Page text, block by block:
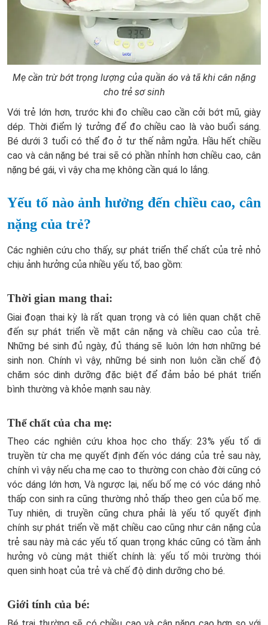
Mẹ cần trừ bớt trọng lượng của quần áo và tã khi cân nặng
cho trẻ sơ sinh
Với trẻ lớn hơn, trước khi đo chiều cao cần cởi bớt mũ, giày
dép. Thời điểm lý tưởng để đo chiều cao là vào buổi sáng.
Bé dưới 3 tuổi có thể đo ở tư thế nằm ngửa. Hầu hết chiều
cao và cân nặng bé trai sẽ có phần nhỉnh hơn chiều cao, cân
nặng bé gái, vì vậy cha mẹ không cần quá lo lắng.
Yếu tố nào ảnh hưởng đến chiều cao, cân
nặng của trẻ?
Các nghiên cứu cho thấy, sự phát triển thể chất của trẻ nhỏ
chịu ảnh hưởng của nhiều yếu tố, bao gồm:
Thời gian mang thai:
Giai đoạn thai kỳ là rất quan trọng và có liên quan chặt chẽ
đến sự phát triển về mặt cân nặng và chiều cao của trẻ.
Những bé sinh đủ ngày, đủ tháng sẽ luôn lớn hơn những bé
sinh non. Chính vì vậy, những bé sinh non luôn cần chế độ
chăm sóc dinh dưỡng đặc biệt để đảm bảo bé phát triển
bình thường và khỏe mạnh sau này.
Thể chất của cha mẹ:
Theo các nghiên cứu khoa học cho thấy: 23% yếu tố di
truyền từ cha mẹ quyết định đến vóc dáng của trẻ sau này,
chính vì vậy nếu cha mẹ cao to thường con chào đời cũng có
vóc dáng lớn hơn, Và ngược lại, nếu bố mẹ có vóc dáng nhỏ
thấp con sinh ra cũng thường nhỏ thấp theo gen của bố mẹ.
Tuy nhiên, di truyền cũng chưa phải là yếu tố quyết định
chính sự phát triển về mặt chiều cao cũng như cân nặng của
trẻ sau này mà các yếu tố quan trọng khác cũng có tầm ảnh
hưởng vô cùng mật thiết chính là: yếu tố môi trường thói
quen sinh hoạt của trẻ và chế độ dinh dưỡng cho bé.
Giới tính của bé: